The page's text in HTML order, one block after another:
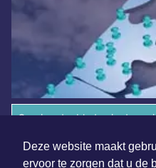
Deze website maakt
ervoor te zorgen dat u de
Overige dagbladen in de
Algemene voorwaarden